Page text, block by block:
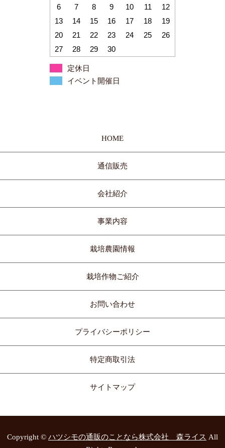
6
7 8 9 10 11
12
13
14 15 16 17 18
19
20
21 22 23 24 25
26
27
28 29 30
定休日
イベント開催日
HOME
通信販売
会社紹介
事業内容
栽培農園情報
栽培作物ご紹介
お問い合わせ
プライバシーポリシー
特定商取引法
サイトマップ
Copyright © ハツシモの通販のことなら株式会社 森ライス All